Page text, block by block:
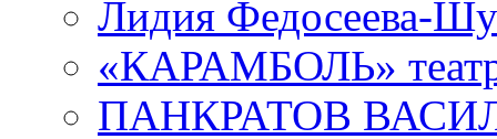
Лидия Федосеева-
«КАРАМБОЛЬ»
ПАНКРАТОВ